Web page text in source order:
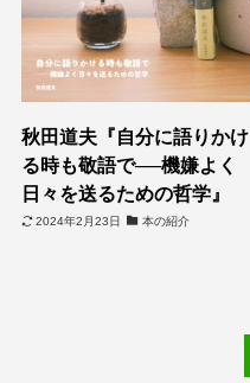
秋田道夫『自分に語りかけ
る時も敬語で──機嫌よく
日々を送るための哲学』
2024年2月23日 本の紹介